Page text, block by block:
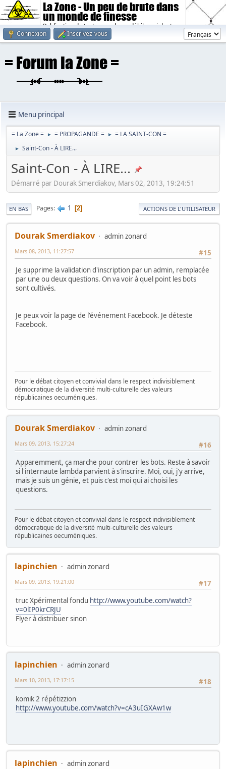
La Zone - Un peu de brute dans
un monde de finesse
Publication de textes sombres, débiles, violents.
Connexion
Inscrivez-vous
Menu principal
= La Zone = ► = PROPAGANDE = ► = LA SAINT-CON =
► Saint-Con - À LIRE...
Saint-Con - À LIRE...
Démarré par Dourak Smerdiakov, Mars 02, 2013, 19:24:51
EN BAS Pages 1 2 ACTIONS DE L'UTILISATEUR
Dourak Smerdiakov
admin zonard
#15
Mars 08, 2013, 11:27:57
Je supprime la validation d'inscription par un admin, remplacée
par une ou deux questions. On va voir à quel point les bots
sont cultivés.
Je peux voir la page de l'événement Facebook. Je déteste
Facebook.
Pour le débat citoyen et convivial dans le respect indivisiblement
démocratique de la diversité multi-culturelle des valeurs
républicaines oecuméniques.
Dourak Smerdiakov
admin zonard
#16
Mars 09, 2013, 15:27:24
Apparemment, ça marche pour contrer les bots. Reste à savoir
si l'internaute lambda parvient à s'inscrire. Moi, oui, j'y arrive,
mais je suis un génie, et puis c'est moi qui ai choisi les
questions.
Pour le débat citoyen et convivial dans le respect indivisiblement
démocratique de la diversité multi-culturelle des valeurs
républicaines oecuméniques.
lapinchien
admin zonard
#17
Mars 09, 2013, 19:21:00
truc Xpérimental fondu http://www.youtube.com/watch?
v=0lIP0krCRJU
Flyer à distribuer sinon
lapinchien
admin zonard
#18
Mars 10, 2013, 17:17:15
komik 2 répétizzion
http://www.youtube.com/watch?v=cA3uIGXAw1w
lapinchien
admin zonard